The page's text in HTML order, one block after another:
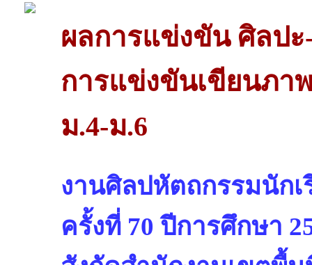
ผลการแข่งขัน ศิลป
การแข่งขันเขียนภา
ม.4-ม.6
งานศิลปหัตถกรรมนัก
ครั้งที่ 70 ปีการศึกษา